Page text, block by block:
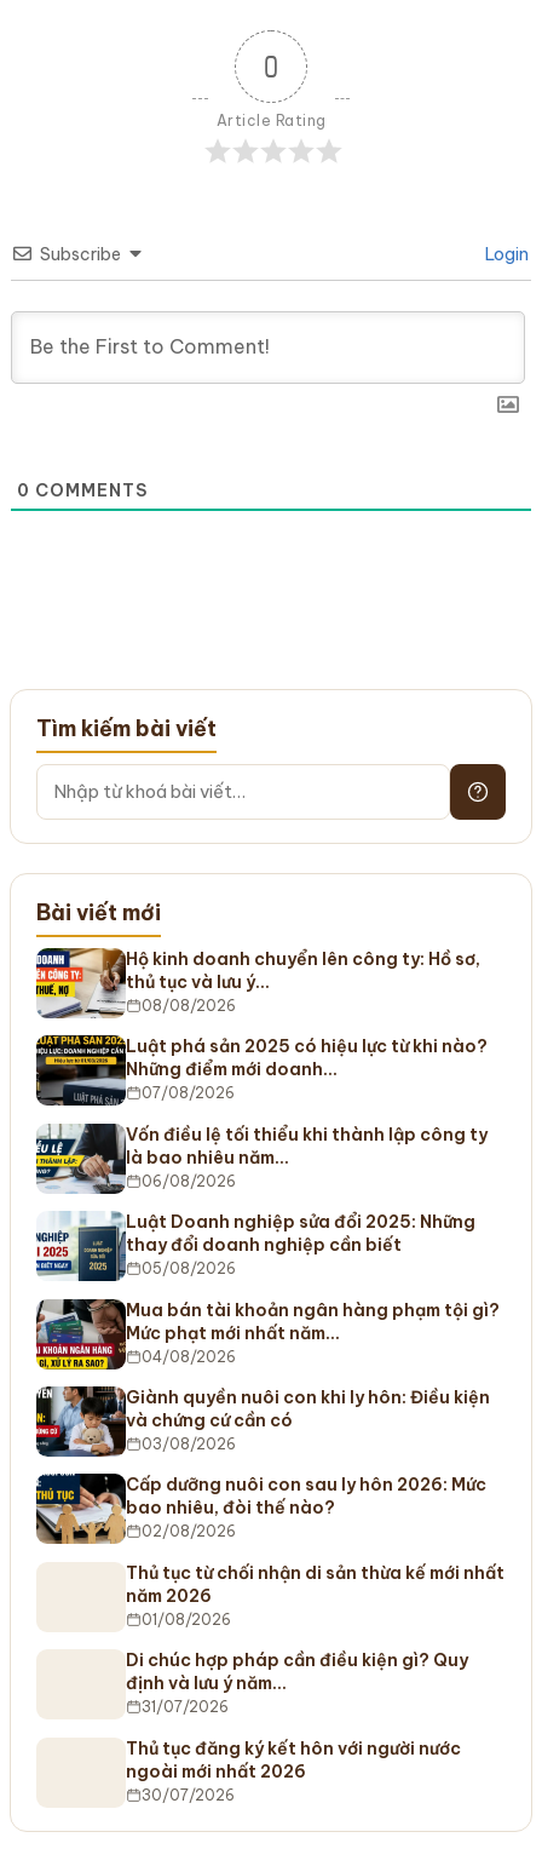
0
Article Rating
Subscribe Login
0 COMMENTS
Tìm kiếm bài viết
Bài viết mới
Hộ kinh doanh chuyển lên công ty: Hồ sơ,
thủ tục và lưu ý…
08/08/2026
Luật phá sản 2025 có hiệu lực từ khi nào?
Những điểm mới doanh…
07/08/2026
Vốn điều lệ tối thiểu khi thành lập công ty
là bao nhiêu năm…
06/08/2026
Luật Doanh nghiệp sửa đổi 2025: Những
thay đổi doanh nghiệp cần biết
05/08/2026
Mua bán tài khoản ngân hàng phạm tội gì?
Mức phạt mới nhất năm…
04/08/2026
Giành quyền nuôi con khi ly hôn: Điều kiện
và chứng cứ cần có
03/08/2026
Cấp dưỡng nuôi con sau ly hôn 2026: Mức
bao nhiêu, đòi thế nào?
02/08/2026
Thủ tục từ chối nhận di sản thừa kế mới nhất
năm 2026
01/08/2026
Di chúc hợp pháp cần điều kiện gì? Quy
định và lưu ý năm…
31/07/2026
Thủ tục đăng ký kết hôn với người nước
ngoài mới nhất 2026
30/07/2026